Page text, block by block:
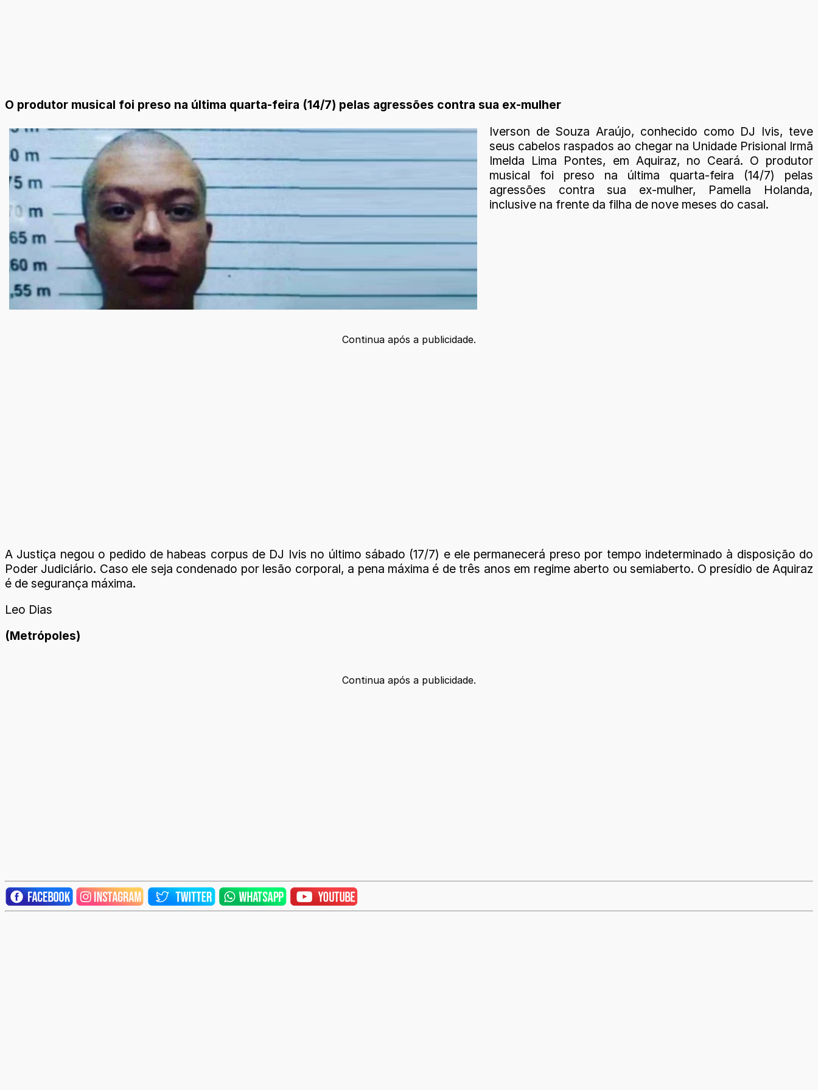
O produtor musical foi preso na última quarta-feira (14/7) pelas agressões contra sua ex-mulher
Iverson de Souza Araújo, conhecido como DJ Ivis, teve
seus cabelos raspados ao chegar na Unidade Prisional Irmã
Imelda Lima Pontes, em Aquiraz, no Ceará. O produtor
musical foi preso na última quarta-feira (14/7) pelas
agressões contra sua ex-mulher, Pamella Holanda,
inclusive na frente da filha de nove meses do casal.
Continua após a publicidade.
A Justiça negou o pedido de habeas corpus de DJ Ivis no último sábado (17/7) e ele permanecerá preso por tempo indeterminado à disposição do
Poder Judiciário. Caso ele seja condenado por lesão corporal, a pena máxima é de três anos em regime aberto ou semiaberto. O presídio de Aquiraz
é de segurança máxima.
Leo Dias
(Metrópoles)
Continua após a publicidade.